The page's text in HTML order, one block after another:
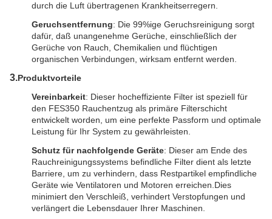
durch die Luft übertragenen Krankheitserregern.
Geruchsentfernung: Die 99%ige Geruchsreinigung sorgt
dafür, daß unangenehme Gerüche, einschließlich der
Gerüche von Rauch, Chemikalien und flüchtigen
organischen Verbindungen, wirksam entfernt werden.
3.Produktvorteile
Vereinbarkeit: Dieser hocheffiziente Filter ist speziell für
den FES350 Rauchentzug als primäre Filterschicht
entwickelt worden, um eine perfekte Passform und optimale
Leistung für Ihr System zu gewährleisten.
Schutz für nachfolgende Geräte: Dieser am Ende des
Rauchreinigungssystems befindliche Filter dient als letzte
Barriere, um zu verhindern, dass Restpartikel empfindliche
Geräte wie Ventilatoren und Motoren erreichen.Dies
minimiert den Verschleiß, verhindert Verstopfungen und
verlängert die Lebensdauer Ihrer Maschinen.